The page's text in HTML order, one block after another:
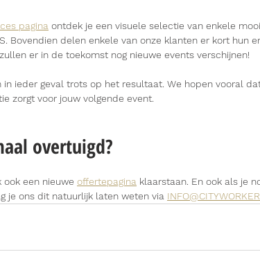
pagina ontdek je een visuele selectie van enkele
Bovendien delen enkele van onze klanten er kort hun
er in de toekomst nog nieuwe events verschijnen!
in ieder geval trots op het resultaat. We hopen vooral
zorgt voor jouw volgende event.
overtuigd?
een nieuwe offertepagina klaarstaan. En ook als je
je ons dit natuurlijk laten weten via